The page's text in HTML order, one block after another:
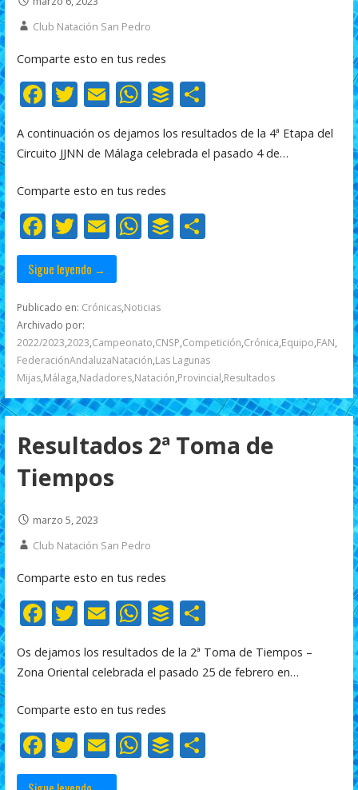
Club Natación San Pedro
Comparte esto en tus redes
F
e
b
o
o
k
T
w
itt
E
m
ai
W
at
A
p
p
B
f
C
o
m
p
ti
r
A continuación os dejamos los resultados de la 4ª Etapa del
Circuito JJNN de Málaga celebrada el pasado 4 de…
Comparte esto en tus redes
F
ac
e
b
o
o
k
T
w
itt
er
E
m
ai
l
W
s
p
p
B C
ti
r
Sigue leyendo →
Publicado en: Crónicas,Noticias
Archivado por:
2022/2023,2023,Campeonato,CNSP,Competición,Crónica,Equipo,FAN,
FederaciónAndaluzaNatación,Las Lagunas
Mijas,Málaga,Nadadores,Natación,Provincial,Resultados
Resultados 2ª Toma de
Tiempos
marzo 5, 2023
Club Natación San Pedro
Comparte esto en tus redes
F
e
o
o
k
T
w
itt
E
m
ai
W
h
at
A
p
p
B
uf
f
C
m
ti
r
Os dejamos los resultados de la 2ª Toma de Tiempos –
Zona Oriental celebrada el pasado 25 de febrero en…
Comparte esto en tus redes
F
ac
T
w
E
m
W B C